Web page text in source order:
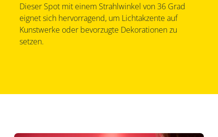
Dieser Spot mit einem Strahlwinkel von 36 Grad
eignet sich hervorragend, um Lichtakzente auf
Kunstwerke oder bevorzugte Dekorationen zu
setzen.